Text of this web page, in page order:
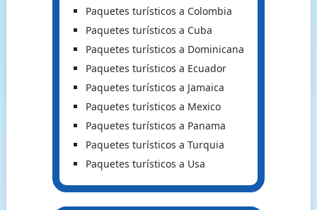
Paquetes turísticos a Colombia
Paquetes turísticos a Cuba
Paquetes turísticos a Dominicana
Paquetes turísticos a Ecuador
Paquetes turísticos a Jamaica
Paquetes turísticos a Mexico
Paquetes turísticos a Panama
Paquetes turísticos a Turquia
Paquetes turísticos a Usa